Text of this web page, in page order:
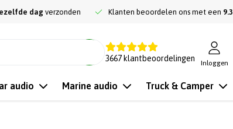
dag verzonden Klanten beoordelen ons met een 9.3
3667 klantbeoordelingen
Inloggen
audio Marine audio Truck & Camper